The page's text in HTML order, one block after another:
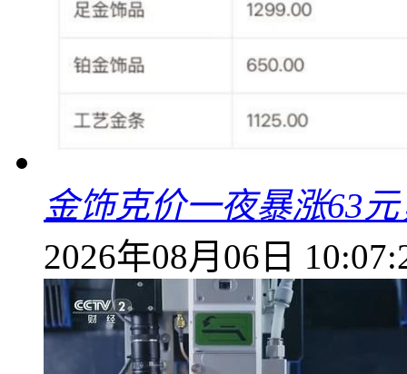
金饰克价一夜暴涨63
2026年08月06日